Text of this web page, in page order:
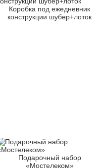
Коробка под ежедневник
конструкции шубер+лоток
Подарочный набор
«Мостелеком»